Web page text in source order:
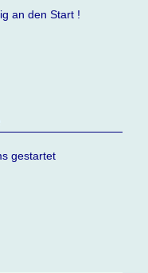
an den Start !
gestartet